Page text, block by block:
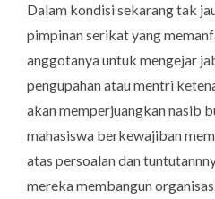
Dalam kondisi sekarang tak
pimpinan serikat yang
anggotanya untuk mengejar
pengupahan atau mentri
akan memperjuangkan nasib
mahasiswa berkewajiban
atas persoalan dan
mereka membangun